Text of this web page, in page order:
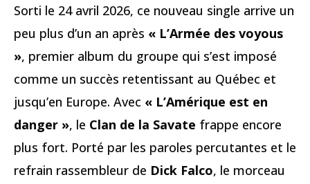
Sorti le 24 avril 2026, ce nouveau single arrive un
peu plus d’un an après « L’Armée des voyous
», premier album du groupe qui s’est imposé
comme un succès retentissant au Québec et
jusqu’en Europe. Avec « L’Amérique est en
danger », le Clan de la Savate frappe encore
plus fort. Porté par les paroles percutantes et le
refrain rassembleur de Dick Falco, le morceau